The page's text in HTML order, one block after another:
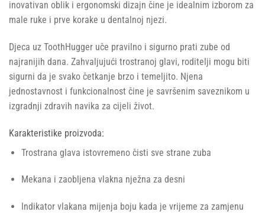
inovativan oblik i ergonomski dizajn čine je idealnim izborom za
male ruke i prve korake u dentalnoj njezi.
Djeca uz ToothHugger uče pravilno i sigurno prati zube od
najranijih dana. Zahvaljujući trostranoj glavi, roditelji mogu biti
sigurni da je svako četkanje brzo i temeljito. Njena
jednostavnost i funkcionalnost čine je savršenim saveznikom u
izgradnji zdravih navika za cijeli život.
Karakteristike proizvoda:
Trostrana glava istovremeno čisti sve strane zuba
Mekana i zaobljena vlakna nježna za desni
Indikator vlakana mijenja boju kada je vrijeme za zamjenu